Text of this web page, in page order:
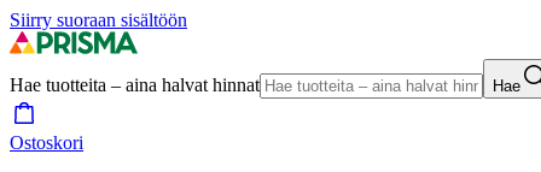
Siirry suoraan sisältöön
Hae tuotteita – aina halvat hinnat Hae
Ostoskori